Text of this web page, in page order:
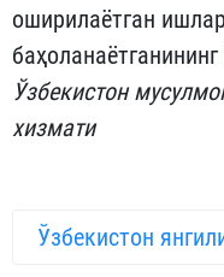
оширилаётган
Ўзбекистон
хизмати
Ўзбекистон